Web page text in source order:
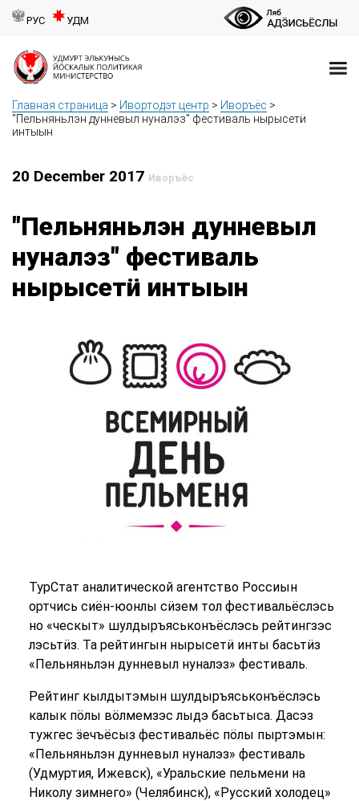
РУС УДМ
Главная страница > Ивортодэт центр > Иворъёс >
"Пельняньлэн дунневыл нуналэз" фестиваль нырысетӥ
интыын
20 December 2017 Иворъёс
"Пельняньлэн дунневыл
нуналэз" фестиваль
нырысетӥ интыын
ТурСтат аналитической агентство Россиын
ортчись сиён-юонлы сӥзем тол фестивальёслэсь
но «ческыт» шулдыръяськонъёслэсь рейтингзэс
лэсьтӥз. Та рейтингын нырысетӥ инты басьтӥз
«Пельняньлэн дунневыл нуналэз» фестиваль.
Рейтинг кылдытэмын шулдыръяськонъёслэсь
калык пӧлы вӧлмемзэс лыдэ басьтыса. Дасэз
тужгес ӟечъёсыз фестивальёс пӧлы пыртэмын:
«Пельняньлэн дунневыл нуналэз» фестиваль
(Удмуртия, Ижевск), «Уральские пельмени на
Николу зимнего» (Челябинск), «Русский холодец»